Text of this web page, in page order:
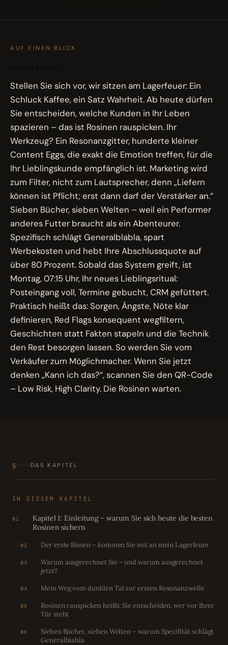
AUF EINEN BLICK
Stellen Sie sich vor, wir sitzen am Lagerfeuer: Ein
Schluck Kaffee, ein Satz Wahrheit. Ab heute dürfen
Sie entscheiden, welche Kunden in Ihr Leben
spazieren – das ist Rosinen rauspicken. Ihr
Werkzeug? Ein Resonanzgitter, hunderte kleiner
Content Eggs, die exakt die Emotion treffen, für die
Ihr Lieblingskunde empfänglich ist. Marketing wird
zum Filter, nicht zum Lautsprecher, denn „Liefern
können ist Pflicht; erst dann darf der Verstärker an.“
Sieben Bücher, sieben Welten – weil ein Performer
anderes Futter braucht als ein Abenteurer.
Spezifisch schlägt Generalblabla, spart
Werbekosten und hebt Ihre Abschlussquote auf
über 80 Prozent. Sobald das System greift, ist
Montag, 07:15 Uhr, Ihr neues Lieblingsritual:
Posteingang voll, Termine gebucht, CRM gefüttert.
Praktisch heißt das: Sorgen, Ängste, Nöte klar
definieren, Red Flags konsequent wegfiltern,
Geschichten statt Fakten stapeln und die Technik
den Rest besorgen lassen. So werden Sie vom
Verkäufer zum Möglichmacher. Wenn Sie jetzt
denken „Kann ich das?“, scannen Sie den QR-Code
– Low Risk, High Clarity. Die Rosinen warten.
§ DAS KAPITEL
IN DIESEM KAPITEL
01
Kapitel 1: Einleitung – warum Sie sich heute die besten
Rosinen sichern
02 Der erste Bissen – kommen Sie mit an mein Lagerfeuer
03
Warum ausgerechnet Sie – und warum ausgerechnet
jetzt?
04 Mein Weg vom dunklen Tal zur ersten Resonanzwelle
05
Rosinen rauspicken heißt: Sie entscheiden, wer vor Ihrer
Tür steht
06
Sieben Bücher, sieben Welten – warum Spezifität schlägt
General­blabla